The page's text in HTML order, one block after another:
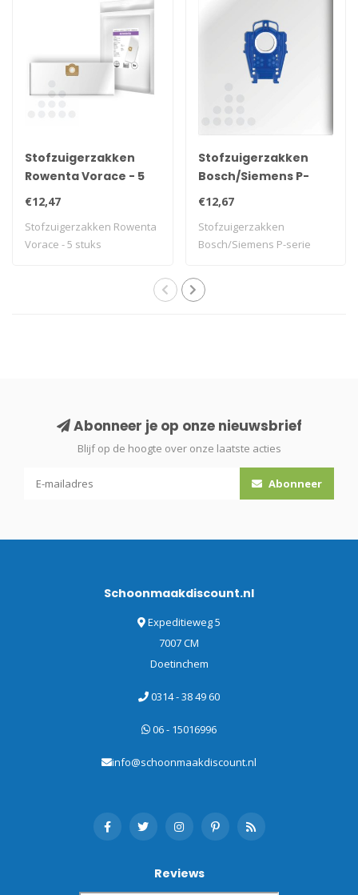
Stofzuigerzakken
Rowenta Vorace - 5
stuks
€12,47
Stofzuigerzakken Rowenta
Vorace - 5 stuks
Stofzuigerzakken
Bosch/Siemens P-
serie filterplus - 10
stuks
€12,67
Stofzuigerzakken
Bosch/Siemens P-serie
Abonneer je op onze nieuwsbrief
Blijf op de hoogte over onze laatste acties
Abonneer
Schoonmaakdiscount.nl
Expeditieweg 5
7007 CM
Doetinchem
0314 - 38 49 60
06 - 15016996
info@schoonmaakdiscount.nl
Reviews